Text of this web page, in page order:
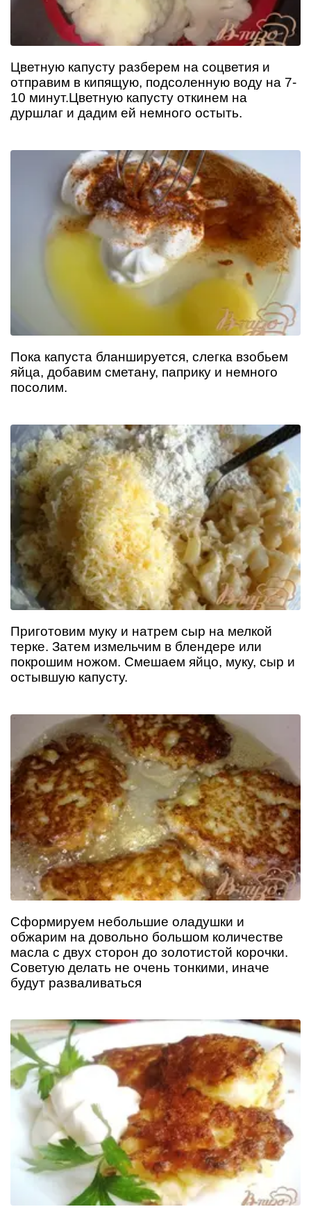
Цветную капусту разберем на соцветия и
отправим в кипящую, подсоленную воду на 7-
10 минут.Цветную капусту откинем на
дуршлаг и дадим ей немного остыть.
Пока капуста бланшируется, слегка взобьем
яйца, добавим сметану, паприку и немного
посолим.
Приготовим муку и натрем сыр на мелкой
терке. Затем измельчим в блендере или
покрошим ножом. Смешаем яйцо, муку, сыр и
остывшую капусту.
Сформируем небольшие оладушки и
обжарим на довольно большом количестве
масла с двух сторон до золотистой корочки.
Советую делать не очень тонкими, иначе
будут разваливаться